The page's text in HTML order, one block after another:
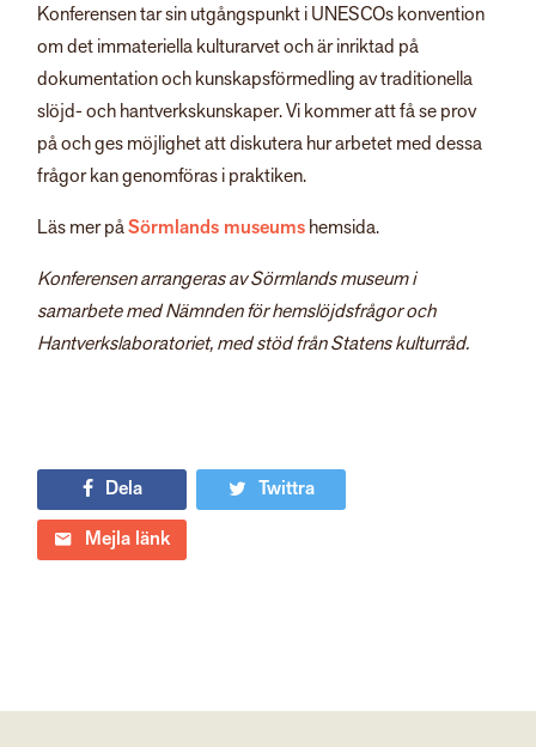
Konferensen tar sin utgångspunkt i UNESCOs konvention
om det immateriella kulturarvet och är inriktad på
dokumentation och kunskapsförmedling av traditionella
slöjd- och hantverkskunskaper. Vi kommer att få se prov
på och ges möjlighet att diskutera hur arbetet med dessa
frågor kan genomföras i praktiken.
Läs mer påSörmlands museumshemsida.
Konferensen arrangeras av Sörmlands museum i
samarbete med Nämnden för hemslöjdsfrågor och
Hantverkslaboratoriet, med stöd från Statens kulturråd.
Dela
Twittra
Mejla länk